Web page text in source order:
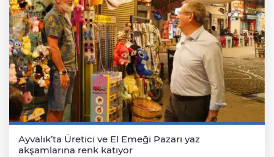
Ayvalık’ta Üretici ve El Emeği Pazarı yaz
akşamlarına renk katıyor